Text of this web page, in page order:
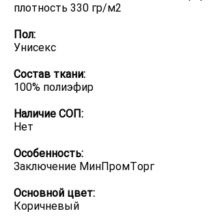
плотность 330 гр/м2
Пол:
Унисекс
Состав ткани:
100% полиэфир
Наличие СОП:
Нет
Особенность:
Заключение МинПромТорг
Основной цвет:
Коричневый